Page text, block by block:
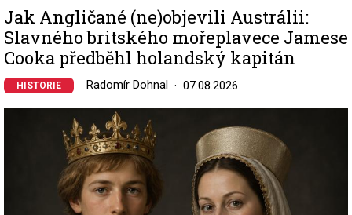
Jak Angličané (ne)objevili Austrálii:
Slavného britského mořeplavece Jamese
Cooka předběhl holandský kapitán
HISTORIE Radomír Dohnal 07.08.2026